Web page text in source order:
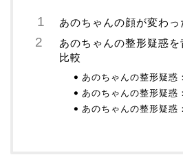
あのちゃんの顔が変わっ
あのちゃんの整形疑惑
比較
あのちゃんの整形疑惑
あのちゃんの整形疑惑
あのちゃんの整形疑惑